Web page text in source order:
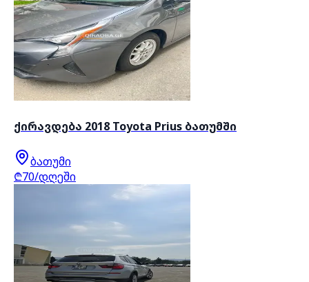
ქირავდება 2018 Toyota Prius ბათუმში
ბათუმი
₾70/დღეში